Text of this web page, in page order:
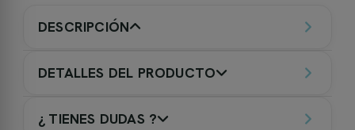
DESCRIPCIÓN
DETALLES DEL PRODUCTO
¿ TIENES DUDAS ?